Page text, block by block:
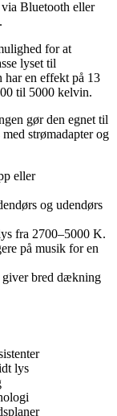
Bluetooth eller
for at
lyset til
en effekt på 13
til 5000 kelvin.
gør den egnet til
strømadapter og
eller
og udendørs
fra 2700–5000 K.
på musik for en
giver bred dækning
lys